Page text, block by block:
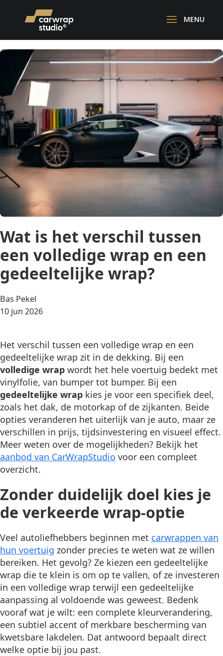
Wat is het verschil tussen
een volledige wrap en een
gedeeltelijke wrap?
Posted
by:
Bas Pekel
10 jun 2026
Het verschil tussen een volledige wrap en een
gedeeltelijke wrap zit in de dekking. Bij een
volledige wrap wordt het hele voertuig bedekt met
vinylfolie, van bumper tot bumper. Bij een
gedeeltelijke wrap kies je voor een specifiek deel,
zoals het dak, de motorkap of de zijkanten. Beide
opties veranderen het uiterlijk van je auto, maar ze
verschillen in prijs, tijdsinvestering en visueel effect.
Meer weten over de mogelijkheden? Bekijk het
aanbod van CarWrapStudio voor een compleet
overzicht.
Zonder duidelijk doel kies je
de verkeerde wrap-optie
Veel autoliefhebbers beginnen met carwrappen van
hun voertuig zonder precies te weten wat ze willen
bereiken. Het gevolg? Ze kiezen een gedeeltelijke
wrap die te klein is om op te vallen, of ze investeren
in een volledige wrap terwijl een gedeeltelijke
aanpassing al voldoende was geweest. Bedenk
vooraf wat je wilt: een complete kleurverandering,
een subtiel accent of merkbare bescherming van
kwetsbare lakdelen. Dat antwoord bepaalt direct
welke optie bij jou past.